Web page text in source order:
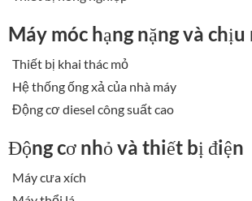
Máy móc hạng nặng và chịu
Thiết bị khai thác mỏ
Hệ thống ống xả của nhà máy
Động cơ diesel công suất cao
Động cơ nhỏ và thiết bị điện
Máy cưa xích